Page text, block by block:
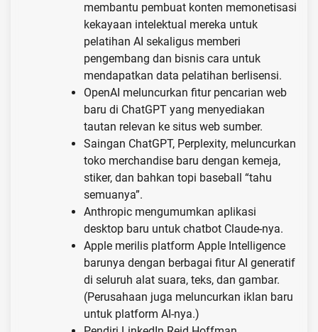
membantu pembuat konten memonetisasi
kekayaan intelektual mereka untuk
pelatihan AI sekaligus memberi
pengembang dan bisnis cara untuk
mendapatkan data pelatihan berlisensi.
OpenAI meluncurkan fitur pencarian web
baru di ChatGPT yang menyediakan
tautan relevan ke situs web sumber.
Saingan ChatGPT, Perplexity, meluncurkan
toko merchandise baru dengan kemeja,
stiker, dan bahkan topi baseball “tahu
semuanya”.
Anthropic mengumumkan aplikasi
desktop baru untuk chatbot Claude-nya.
Apple merilis platform Apple Intelligence
barunya dengan berbagai fitur AI generatif
di seluruh alat suara, teks, dan gambar.
(Perusahaan juga meluncurkan iklan baru
untuk platform AI-nya.)